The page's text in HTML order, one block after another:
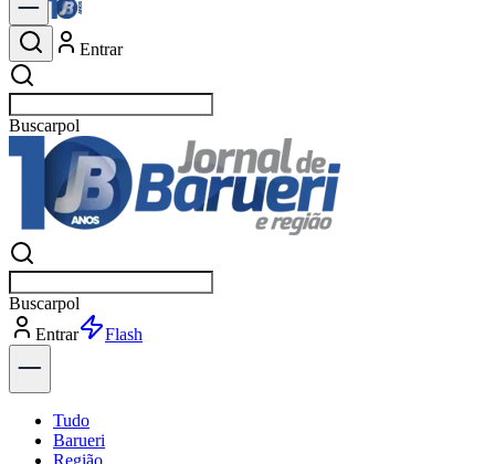
Entrar
Buscarnotíc
Buscarnotíc
Entrar
Explorar
Tudo
Barueri
Região